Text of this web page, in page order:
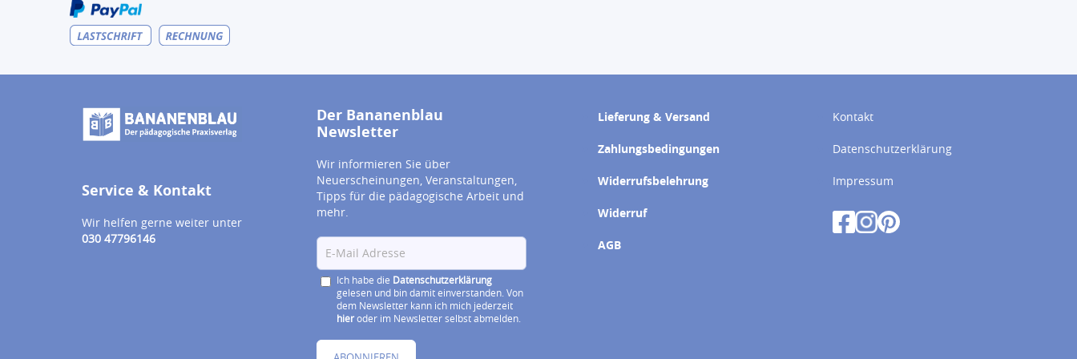
Service & Kontakt
Wir helfen gerne weiter unter
030 47796146
Der Bananenblau
Newsletter
Wir informieren Sie über
Neuerscheinungen, Veranstaltungen,
Tipps für die pädagogische Arbeit und
mehr.
Ich habe die Datenschutzerklärung
gelesen und bin damit einverstanden. Von
dem Newsletter kann ich mich jederzeit
hieroder im Newsletter selbst abmelden.
Lieferung & Versand
Zahlungsbedingungen
Widerrufsbelehrung
Widerruf
AGB
Kontakt
Datenschutzerklärung
Impressum